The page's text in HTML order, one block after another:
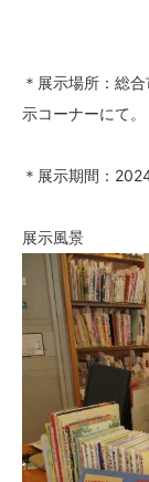
＊展示場所：総
示コーナーにて。
＊展示期間：
展示風景